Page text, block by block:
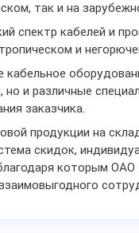
так и на
спектр кабелей и
и
и различные
заказчика.
продукции на
скидок,
которым ОАО